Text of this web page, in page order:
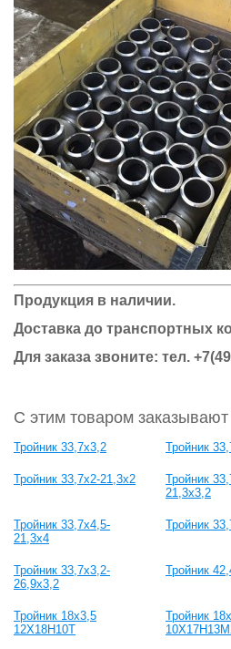
Продукция в наличии.
Доставка до транспортных
Для заказа звоните: тел.
С этим товаром заказывают
Тройник 33,7x3,2 Тройник
Тройник 33,7x2-21,3x2
Тройник
21,3x3,2
Тройник 33,7x4,5-
21,3x4
Тройник
Тройник 33,7x3,2-
26,9x3,2
Тройник
Тройник 18х3,5
12Х18Н10Т
Тройник